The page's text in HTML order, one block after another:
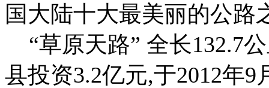
国大陆十大最美丽的公路
“草原天路” 全长132.7
县投资3.2亿元,于2012年